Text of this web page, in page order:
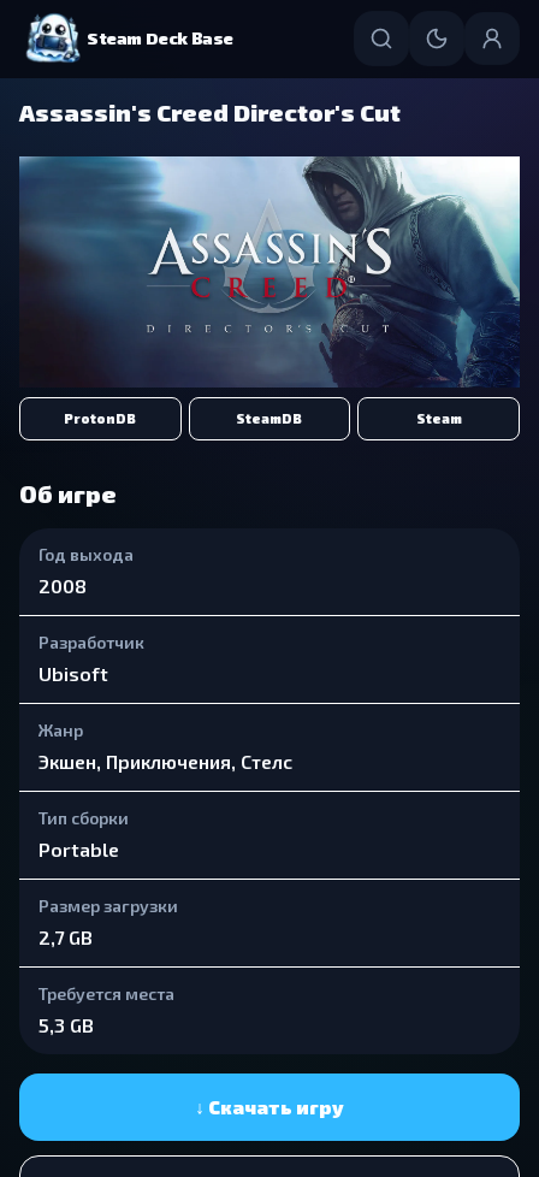
Steam Deck Base
Assassin's Creed Director's Cut
ProtonDB SteamDB Steam
Об игре
Год выхода
2008
Разработчик
Ubisoft
Жанр
Экшен, Приключения, Стелс
Тип сборки
Portable
Размер загрузки
2,7 GB
Требуется места
5,3 GB
↓ Скачать игру